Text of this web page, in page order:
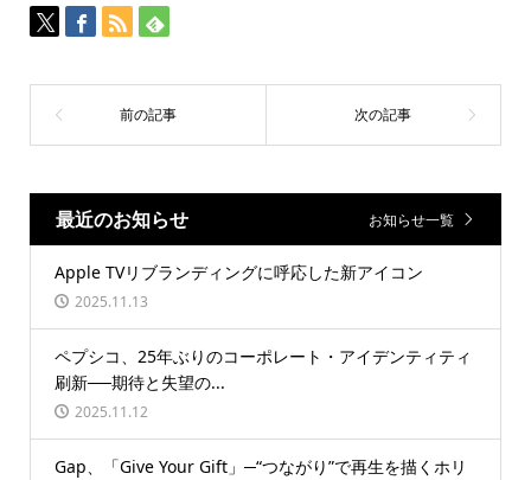
最近のお知らせ お知らせ一覧
Apple TVリブランディングに呼応した新アイコン
2025.11.13
ペプシコ、25年ぶりのコーポレート・アイデンティティ
刷新──期待と失望の...
2025.11.12
Gap、「Give Your Gift」─“つながり”で再生を描くホリ